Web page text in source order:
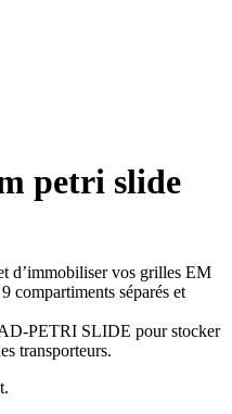
petri slide
d’immobiliser vos grilles EM
compartiments séparés et
PETRI SLIDE pour stocker
transporteurs.